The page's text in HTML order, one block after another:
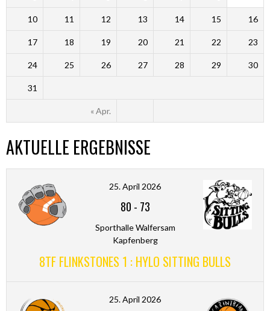
« Apr.
10 11 12 13 14 15 16
17 18 19 20 21 22 23
24 25 26 27 28 29 30
31
AKTUELLE ERGEBNISSE
25. April 2026
80 - 73
Sporthalle Walfersam
Kapfenberg
8TF FLINKSTONES 1 : HYLO SITTING BULLS
25. April 2026